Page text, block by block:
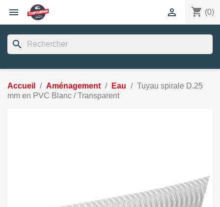
 shopping_cart (0)

search
Accueil Aménagement Eau
Tuyau spirale D.25
mm en PVC Blanc / Transparent